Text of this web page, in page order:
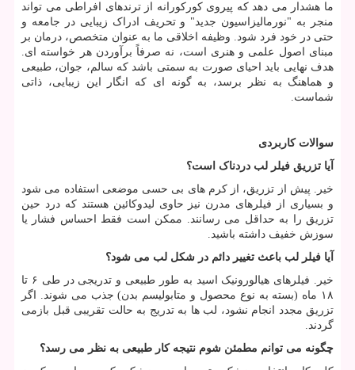
ما هشدار می دهد که پیروی کورکورانه از ترندهای افراطی می تواند
منجر به "نورمالیزاسیون جدید" و تحریف ادراک زیبایی در جامعه و
حتی در خود فرد شود. وظیفه اخلاقی ما به عنوان متخصص، درمان بر
مبنای اصول علمی و هنری است، نه صرفاً برآوردن هر خواسته ای.
هدف نهایی باید احیای صورت به سمتی باشد که سالم، جوان، طبیعی
و هماهنگ به نظر برسد، به گونه ای که انگار این زیبایی، ذاتی
شماست.
سوالات کاربردی
آیا تزریق فیلر لب دردناک است؟
خیر. پیش از تزریق، از کرم های بی حسی موضعی استفاده می شود
و بسیاری از فیلرهای مدرن نیز حاوی لیدوکائین هستند که درد حین
تزریق را به حداقل می رسانند. ممکن است فقط احساس فشار یا
سوزش خفیف داشته باشید.
آیا فیلر لب باعث تغییر دائم در شکل لب می شود؟
خیر. فیلرهای هیالورونیک اسید به طور طبیعی و تدریجی در طی ۶ تا
۱۸ ماه (بسته به نوع محصول و متابولیسم بدن) جذب می شوند. اگر
تزریق مجدد انجام نشود، لب ها به تدریج به حالت تقریبی قبل بازمی
گردند.
چگونه می توانم مطمئن شوم نتیجه کار طبیعی به نظر می رسد؟